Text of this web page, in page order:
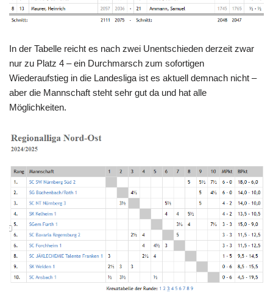
In der Tabelle reicht es nach zwei Unentschieden derzeit zwar
nur zu Platz 4 – ein Durchmarsch zum sofortigen
Wiederaufstieg in die Landesliga ist es aktuell demnach nicht –
aber die Mannschaft steht sehr gut da und hat alle
Möglichkeiten.